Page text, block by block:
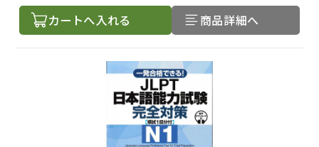
カートへ入れる 商品詳細へ